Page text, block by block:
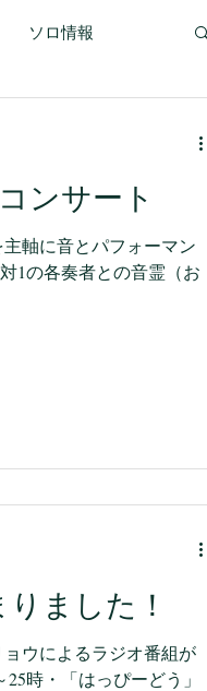
ソロ情報
ンサート
軸に音とパフォーマン
1の各奏者との音霊（お
ました！
ウによるラジオ番組が
時・「はっぴーどう」